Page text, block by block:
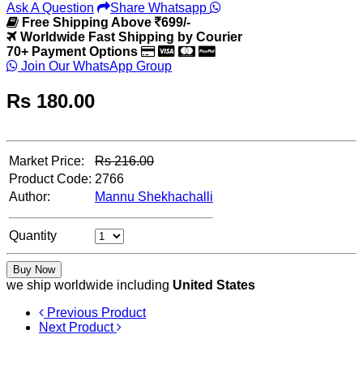
Ask A Question
Share Whatsapp
Free Shipping Above
699/-
Worldwide Fast Shipping by Courier
70+ Payment Options
Join Our WhatsApp Group
Rs 180.00
Market Price: Rs216.00
Product Code: 2766
Author:
Mannu Shekhachalli
Quantity
Buy Now
we ship worldwide including United States
Previous Product
Next Product